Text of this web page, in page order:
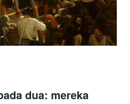
dua: mereka